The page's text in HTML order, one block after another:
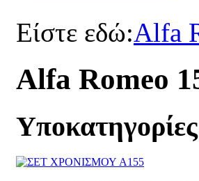
Είστε εδώ:Alfa
Alfa Romeo
Υποκατηγορίες